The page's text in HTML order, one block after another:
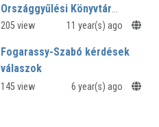
Országgyűlési Könyvtár
digitalizációs projektje
205 view 11 year(s) ago
Fogarassy-Szabó kérdések
válaszok
145 view 6 year(s) ago